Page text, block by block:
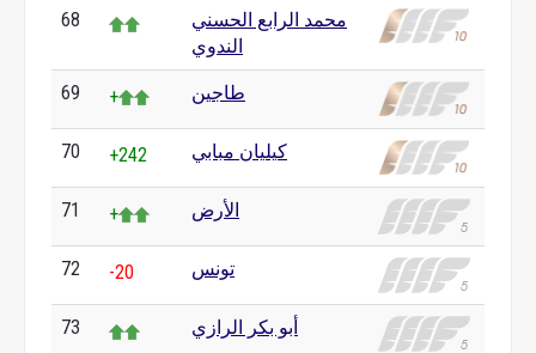
68
محمد الرابع الحسني
الندوي
69 + طاجين
70 +242 كيليان مبابي
71 + الأرض
72 -20 تونس
73 أبو بكر الرازي